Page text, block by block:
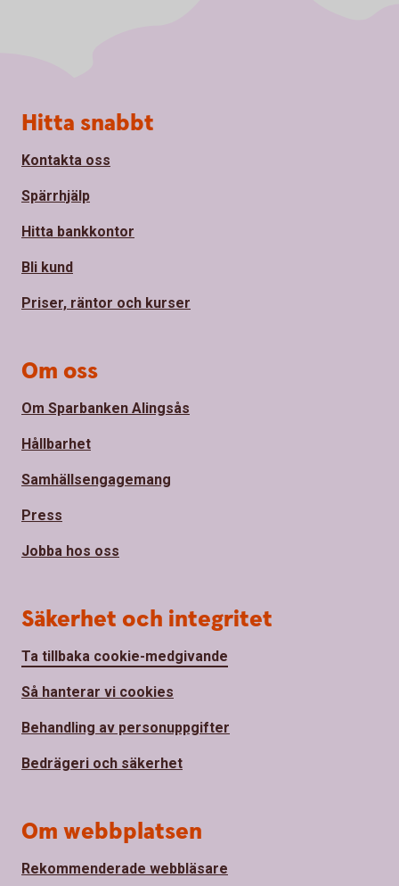
Sidfot
Hitta snabbt
Kontakta oss
Spärrhjälp
Hitta bankkontor
Bli kund
Priser, räntor och kurser
Om oss
Om Sparbanken Alingsås
Hållbarhet
Samhällsengagemang
Press
Jobba hos oss
Säkerhet och integritet
Ta tillbaka cookie-medgivande
Så hanterar vi cookies
Behandling av personuppgifter
Bedrägeri och säkerhet
Om webbplatsen
Rekommenderade webbläsare